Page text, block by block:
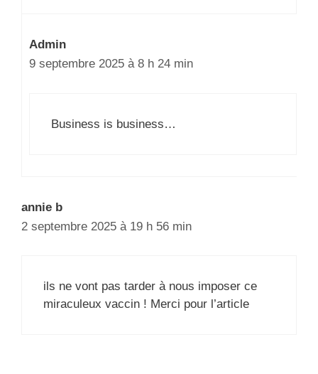
Admin
9 septembre 2025 à 8 h 24 min
Business is business…
annie b
2 septembre 2025 à 19 h 56 min
ils ne vont pas tarder à nous imposer ce
miraculeux vaccin ! Merci pour l’article